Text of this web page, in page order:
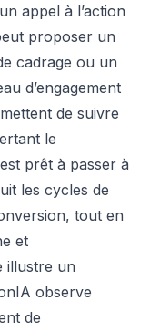
appel à l’action
proposer un
cadrage ou un
d’engagement
de suivre
le
prêt à passer à
les cycles de
tout en
et
illustre un
observe
de